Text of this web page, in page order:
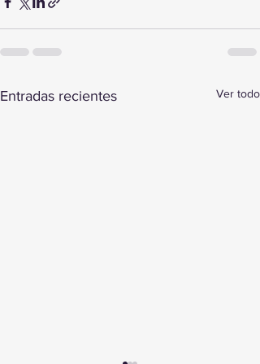
Entradas recientes Ver todo